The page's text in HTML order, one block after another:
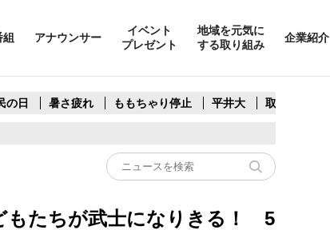
組 アナウンサー
イベント
プレゼント
地域を元気に
する取り組み
企業紹介
の日 暑さ疲れ ももちゃり停止 平井大 取水制限
もたちが武士になりきる！ 5